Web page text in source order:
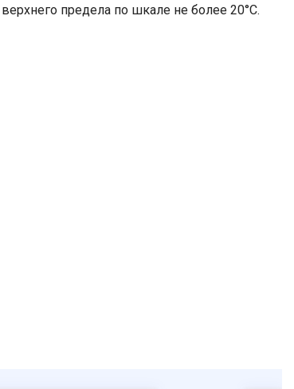
предела по шкале не более 20°С.